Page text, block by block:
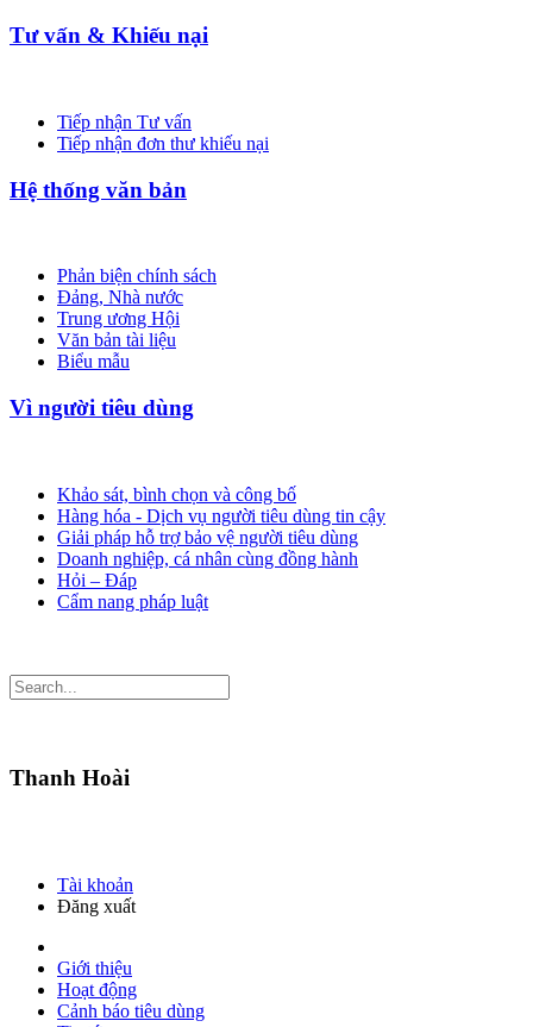
Tư vấn & Khiếu nại
Tiếp nhận Tư vấn
Tiếp nhận đơn thư khiếu nại
Hệ thống văn bản
Phản biện chính sách
Đảng, Nhà nước
Trung ương Hội
Văn bản tài liệu
Biểu mẫu
Vì người tiêu dùng
Khảo sát, bình chọn và công bố
Hàng hóa - Dịch vụ người tiêu dùng tin cậy
Giải pháp hỗ trợ bảo vệ người tiêu dùng
Doanh nghiệp, cá nhân cùng đồng hành
Hỏi – Đáp
Cẩm nang pháp luật
Thanh Hoài
Tài khoản
Đăng xuất
Giới thiệu
Hoạt động
Cảnh báo tiêu dùng